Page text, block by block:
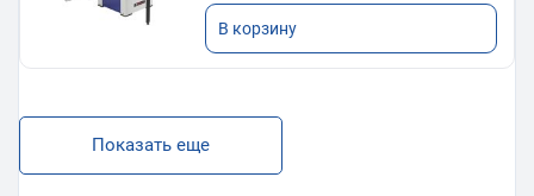
В корзину
Показать еще